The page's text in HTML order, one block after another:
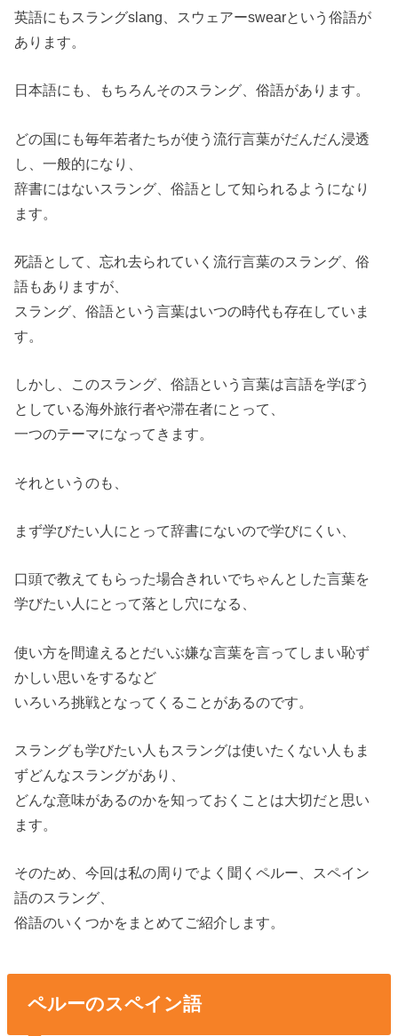
英語にもスラングslang、スウェアーswearという俗語が
あります。
日本語にも、もちろんそのスラング、俗語があります。
どの国にも毎年若者たちが使う流行言葉がだんだん浸透
し、一般的になり、
辞書にはないスラング、俗語として知られるようになり
ます。
死語として、忘れ去られていく流行言葉のスラング、俗
語もありますが、
スラング、俗語という言葉はいつの時代も存在していま
す。
しかし、このスラング、俗語という言葉は言語を学ぼう
としている海外旅行者や滞在者にとって、
一つのテーマになってきます。
それというのも、
まず学びたい人にとって辞書にないので学びにくい、
口頭で教えてもらった場合きれいでちゃんとした言葉を
学びたい人にとって落とし穴になる、
使い方を間違えるとだいぶ嫌な言葉を言ってしまい恥ず
かしい思いをするなど
いろいろ挑戦となってくることがあるのです。
スラングも学びたい人もスラングは使いたくない人もま
ずどんなスラングがあり、
どんな意味があるのかを知っておくことは大切だと思い
ます。
そのため、今回は私の周りでよく聞くペルー、スペイン
語のスラング、
俗語のいくつかをまとめてご紹介します。
ペルーのスペイン語